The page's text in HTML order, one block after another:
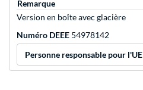
Remarque
Version en boîte avec glacière
Numéro DEEE 54978142
Personne responsable pour l'UE